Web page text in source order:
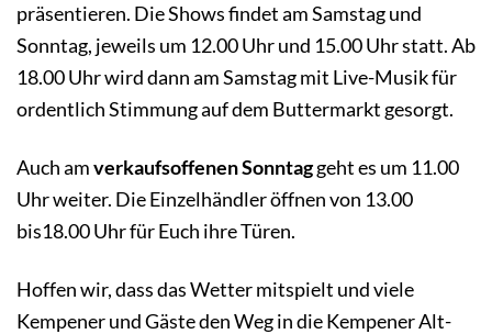
prä­sen­tieren. Die Shows findet am Samstag und
Sonntag, jeweils um 12.00 Uhr und 15.00 Uhr statt. Ab
18.00 Uhr wird dann am Samstag mit Live-Musik für
ordentlich Stimmung auf dem Buttermarkt gesorgt.
Auch amverkaufs­offenen Sonntaggeht es um 11.00
Uhr weiter. Die Einzel­händler öffnen von 13.00
bis18.00 Uhr für Euch ihre Türen.
Hoffen wir, dass das Wetter mitspielt und viele
Kempener und Gäste den Weg in die Kempe­ner Alt­